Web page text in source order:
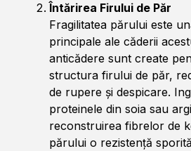
Întărirea Firului de Păr
Fragilitatea părului este
principale ale căderii
anticădere sunt create
structura firului de păr,
de rupere și despicare.
proteinele din soia sau
reconstruirea fibrelor de
părului o rezistență